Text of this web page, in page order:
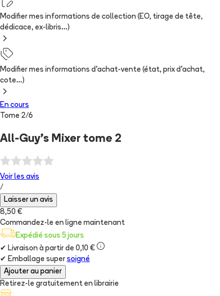
Modifier mes informations de collection (EO, tirage de tête,
dédicace, ex-libris...)
Modifier mes informations d'achat-vente (état, prix d'achat,
cote...)
En cours
Tome 2/6
All-Guy's Mixer tome 2
Voir les avis
/
Laisser un avis
8,50 €
Commandez-le en ligne maintenant
Expédié sous 5 jours
✔ Livraison à partir de 0,10 €
✔ Emballage super soigné
Ajouter au panier
Retirez-le gratuitement en librairie